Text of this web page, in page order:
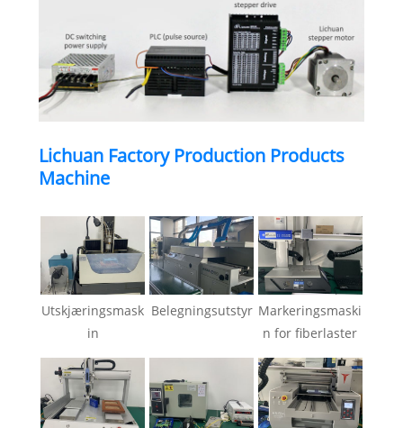
Lichuan Factory Production Products
Machine
Utskjæringsmask
in
Belegningsutstyr Markeringsmaski
n for fiberlaster